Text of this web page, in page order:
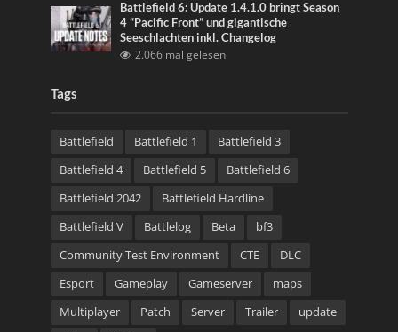
Battlefield 6: Update 1.4.1.0 bringt Season
4 “Pacific Front” und gigantische
Seeschlachten inkl. Changelog
2.066 mal gelesen
Tags
Battlefield Battlefield 1
Battlefield 3
Battlefield 4
Battlefield 5
Battlefield 6
Battlefield 2042
Battlefield Hardline
Battlefield V
Battlelog Beta
bf3
Community Test Environment
CTE
DLC
Esport
Gameplay Gameserver
maps
Multiplayer
Patch Server Trailer
update